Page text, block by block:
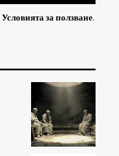
Условията за ползване.